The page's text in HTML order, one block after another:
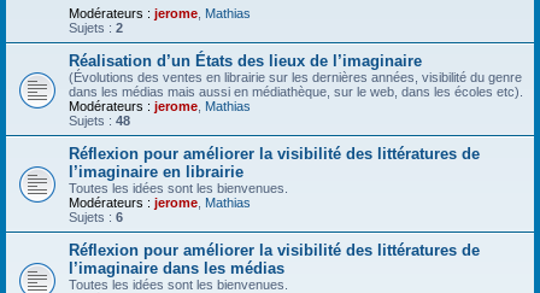
Modérateurs : jerome Mathias
Sujets : 2
Réalisation d’un États des lieux de l’imaginaire
(Évolutions des ventes en librairie sur les dernières années, visibilité du genre
dans les médias mais aussi en médiathèque, sur le web, dans les écoles etc).
Modérateurs : jerome Mathias
Sujets : 48
Réflexion pour améliorer la visibilité des littératures de
l’imaginaire en librairie
Toutes les idées sont les bienvenues.
Modérateurs : jerome Mathias
Sujets : 6
Réflexion pour améliorer la visibilité des littératures de
l’imaginaire dans les médias
Toutes les idées sont les bienvenues.